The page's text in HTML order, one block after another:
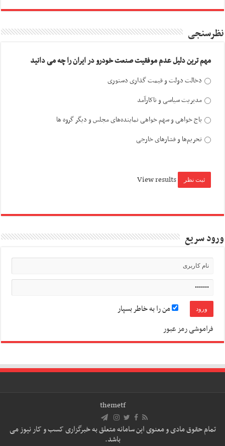
نظرسنجی
مهم ترین دلیل عدم موفقیت صنعت خودرو در ایران را چه می دانید
دخالت دولت و قیمت گذاری دستوری
مدیریت سیاسی و ناکارآمد
باج خواهی و سهم خواهی نماینده‌های مجلس و دیگر گروه ها
تحریم‌ها و فشارهای خارجی
View results
ورود سریع
من را به خاطر بسپار
فراموشی رمز عبور
themetf
تمام حقوق مادی و معنوی این سامانه متعلق به خبرگزاری کسب و کار نیوز می
باشد.